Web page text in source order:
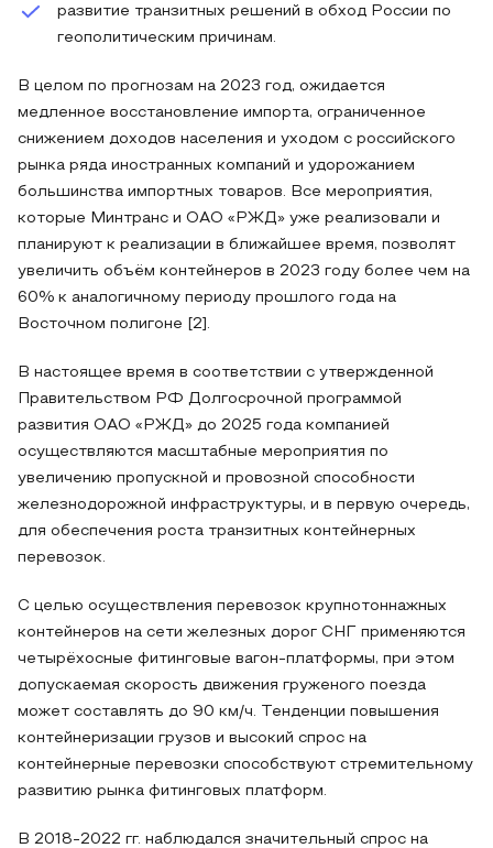
развитие транзитных решений в обход России по
геополитическим причинам.
В целом по прогнозам на 2023 год, ожидается
медленное восстановление импорта, ограниченное
снижением доходов населения и уходом с российского
рынка ряда иностранных компаний и удорожанием
большинства импортных товаров. Все мероприятия,
которые Минтранс и ОАО «РЖД» уже реализовали и
планируют к реализации в ближайшее время, позволят
увеличить объём контейнеров в 2023 году более чем на
60% к аналогичному периоду прошлого года на
Восточном полигоне [2].
В настоящее время в соответствии с утвержденной
Правительством РФ Долгосрочной программой
развития ОАО «РЖД» до 2025 года компанией
осуществляются масштабные мероприятия по
увеличению пропускной и провозной способности
железнодорожной инфраструктуры, и в первую очередь,
для обеспечения роста транзитных контейнерных
перевозок.
С целью осуществления перевозок крупнотоннажных
контейнеров на сети железных дорог СНГ применяются
четырёхосные фитинговые вагон-платформы, при этом
допускаемая скорость движения груженого поезда
может составлять до 90 км/ч. Тенденции повышения
контейнеризации грузов и высокий спрос на
контейнерные перевозки способствуют стремительному
развитию рынка фитинговых платформ.
В 2018-2022 гг. наблюдался значительный спрос на